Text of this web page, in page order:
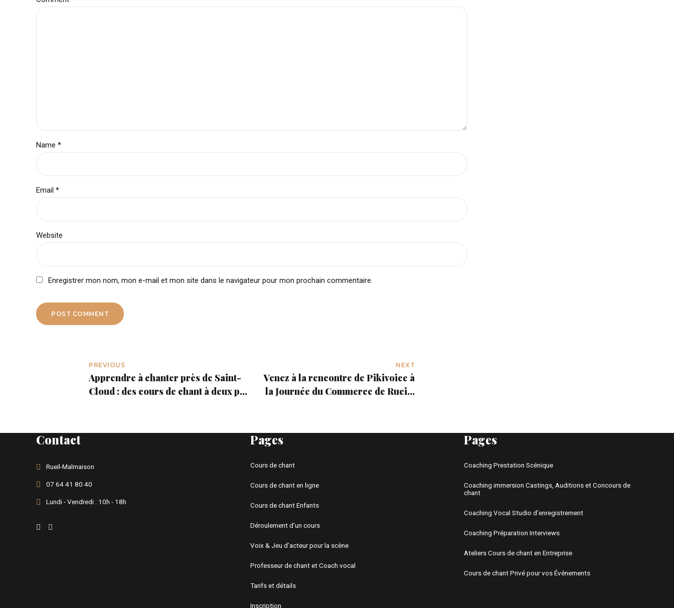
Name *
Email *
Website
Enregistrer mon nom, mon e-mail et mon site dans le navigateur pour mon prochain commentaire.
POST COMMENT
PREVIOUS
Apprendre à chanter près de Saint-
Cloud : des cours de chant à deux pas,
NEXT
Venez à la rencontre de Pikivoice à
la Journée du Commerce de Rueil-
Contact
Rueil-Malmaison
07 64 41 80 40
Lundi - Vendredi : 10h - 18h
Pages
Cours de chant
Cours de chant en ligne
Cours de chant Enfants
Déroulement d’un cours
Voix & Jeu d’acteur pour la scène
Professeur de chant et Coach vocal
Tarifs et détails
Inscription
Pages
Coaching Prestation Scénique
Coaching immersion Castings, Auditions et Concours de
chant
Coaching Vocal Studio d’enregistrement
Coaching Préparation Interviews
Ateliers Cours de chant en Entreprise
Cours de chant Privé pour vos Événements